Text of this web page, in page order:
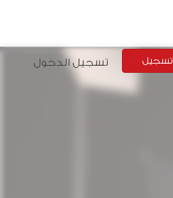
تسجيل تسجيل الدخول